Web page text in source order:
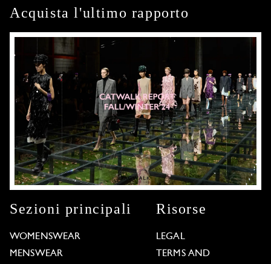
Acquista l'ultimo rapporto
Sezioni principali
WOMENSWEAR
MENSWEAR
Risorse
LEGAL
TERMS AND